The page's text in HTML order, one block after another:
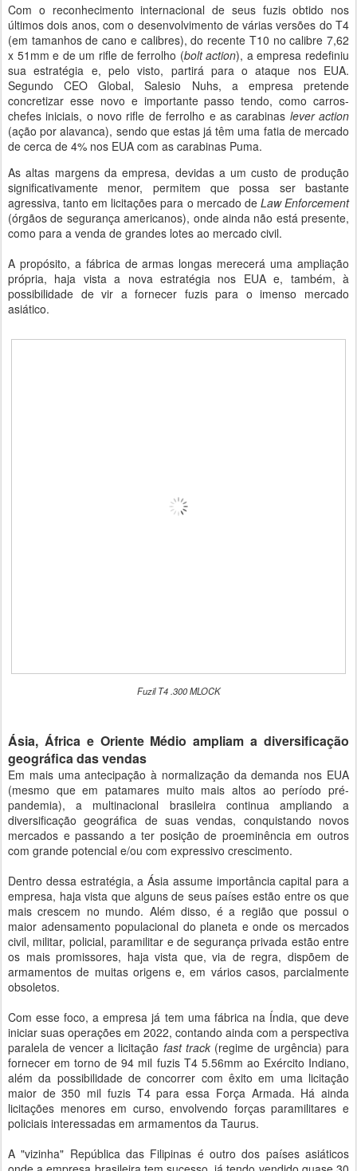
Com o reconhecimento internacional de seus fuzis obtido nos
últimos dois anos, com o desenvolvimento de várias versões do T4
(em tamanhos de cano e calibres), do recente T10 no calibre 7,62
x 51mm e de um rifle de ferrolho (bolt action), a empresa redefiniu
sua estratégia e, pelo visto, partirá para o ataque nos EUA.
Segundo CEO Global, Salesio Nuhs, a empresa pretende
concretizar esse novo e importante passo tendo, como carros-
chefes iniciais, o novo rifle de ferrolho e as carabinas lever action
(ação por alavanca), sendo que estas já têm uma fatia de mercado
de cerca de 4% nos EUA com as carabinas Puma.
As altas margens da empresa, devidas a um custo de produção
significativamente menor, permitem que possa ser bastante
agressiva, tanto em licitações para o mercado de Law Enforcement
(órgãos de segurança americanos), onde ainda não está presente,
como para a venda de grandes lotes ao mercado civil.
A propósito, a fábrica de armas longas merecerá uma ampliação
própria, haja vista a nova estratégia nos EUA e, também, à
possibilidade de vir a fornecer fuzis para o imenso mercado
asiático.
Fuzil T4 .300 MLOCK
Ásia, África e Oriente Médio ampliam a diversificação
geográfica das vendas
Em mais uma antecipação à normalização da demanda nos EUA
(mesmo que em patamares muito mais altos ao período pré-
pandemia), a multinacional brasileira continua ampliando a
diversificação geográfica de suas vendas, conquistando novos
mercados e passando a ter posição de proeminência em outros
com grande potencial e/ou com expressivo crescimento.
Dentro dessa estratégia, a Ásia assume importância capital para a
empresa, haja vista que alguns de seus países estão entre os que
mais crescem no mundo. Além disso, é a região que possui o
maior adensamento populacional do planeta e onde os mercados
civil, militar, policial, paramilitar e de segurança privada estão entre
os mais promissores, haja vista que, via de regra, dispõem de
armamentos de muitas origens e, em vários casos, parcialmente
obsoletos.
Com esse foco, a empresa já tem uma fábrica na Índia, que deve
iniciar suas operações em 2022, contando ainda com a perspectiva
paralela de vencer a licitação fast track(regime de urgência) para
fornecer em torno de 94 mil fuzis T4 5.56mm ao Exército Indiano,
além da possibilidade de concorrer com êxito em uma licitação
maior de 350 mil fuzis T4 para essa Força Armada. Há ainda
licitações menores em curso, envolvendo forças paramilitares e
policiais interessadas em armamentos da Taurus.
A "vizinha" República das Filipinas é outro dos países asiáticos